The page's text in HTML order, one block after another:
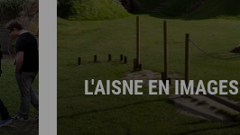
L'AISNE EN IMAGES